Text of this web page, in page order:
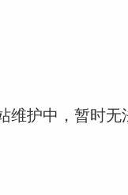
维护中，暂时无